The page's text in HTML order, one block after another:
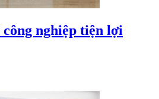
nghiệp tiện lợi